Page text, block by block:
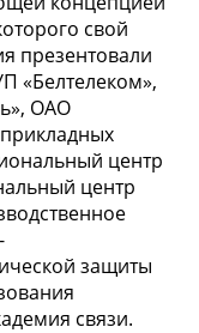
свой
презентовали
«Белтелеком»,
ОАО
центр
центр
защиты
связи.